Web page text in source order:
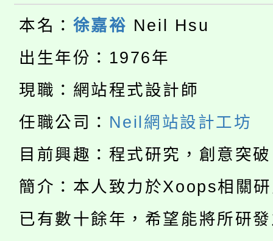
程，歡迎學生輔導中心
心理、諮商輔導、社會
系所師生報名參加。
縣市「校園短影音徵選
門員」簡章及活動海報
踴躍報名參加。
桃園市115學年度學生
要點
展演活動實施計畫」
公告本校115學年度第
「2026金融保險知識
車」活動
桃園市115學年度學生
生本土語及新住民語歌
公告本校115學年度第
代理(課)教師甄選結果(
公告本校115學年度第
本名： 徐嘉裕 Neil Hsu
出生年份：1976年
現職：網站程式設計師
任職公司： Neil網站設計工坊
目前興趣：程式研究，創意突
簡介：本人致力於Xoops相關
已有數十餘年，希望能將所研